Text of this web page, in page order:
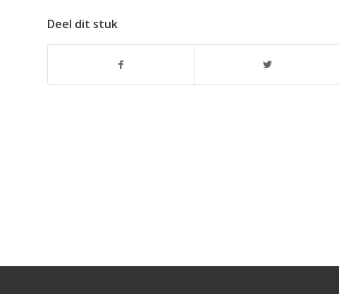
Deel dit stuk